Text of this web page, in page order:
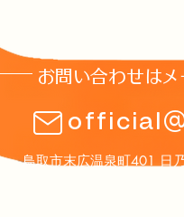
ト案内
お問い合わせは
鳥取市末広温泉町401 日